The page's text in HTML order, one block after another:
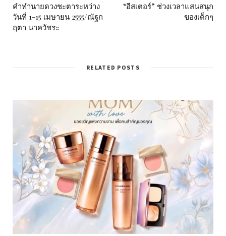
คำทำนายดวงชะตาระหว่าง
วันที่ 1-15 เมษายน 2555/ณัฐก
ฤตา นาควัชระ
“อีสเตอร์” ช่วงเวลาแสนสนุก
ของเด็กๆ
RELATED POSTS